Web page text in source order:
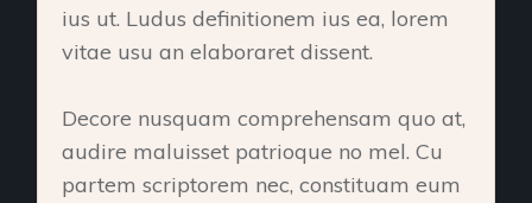
ius ut. Ludus definitionem ius ea, lorem
vitae usu an elaboraret dissent.
Decore nusquam comprehensam quo at,
audire maluisset patrioque no mel. Cu
partem scriptorem nec, constituam eum